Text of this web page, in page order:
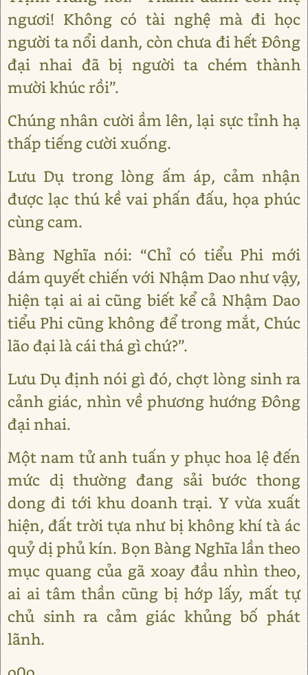
ngươi! Không có tài nghệ mà đi học
người ta nổi danh, còn chưa đi hết Đông
đại nhai đã bị người ta chém thành
mười khúc rồi”.
Chúng nhân cười ầm lên, lại sực tỉnh hạ
thấp tiếng cười xuống.
Lưu Dụ trong lòng ấm áp, cảm nhận
được lạc thú kề vai phấn đấu, họa phúc
cùng cam.
Bàng Nghĩa nói: “Chỉ có tiểu Phi mới
dám quyết chiến với Nhậm Dao như vậy,
hiện tại ai ai cũng biết kể cả Nhậm Dao
tiểu Phi cũng không để trong mắt, Chúc
lão đại là cái thá gì chứ?”.
Lưu Dụ định nói gì đó, chợt lòng sinh ra
cảnh giác, nhìn về phương hướng Đông
đại nhai.
Một nam tử anh tuấn y phục hoa lệ đến
mức dị thường đang sải bước thong
dong đi tới khu doanh trại. Y vừa xuất
hiện, đất trời tựa như bị không khí tà ác
quỷ dị phủ kín. Bọn Bàng Nghĩa lần theo
mục quang của gã xoay đầu nhìn theo,
ai ai tâm thần cũng bị hớp lấy, mất tự
chủ sinh ra cảm giác khủng bố phát
lãnh.